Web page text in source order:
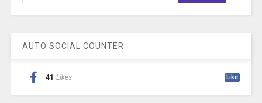
AUTO SOCIAL COUNTER
41 Likes Like